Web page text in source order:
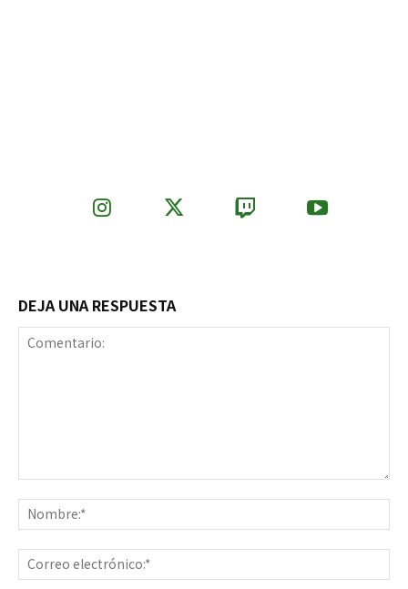
DEJA UNA RESPUESTA